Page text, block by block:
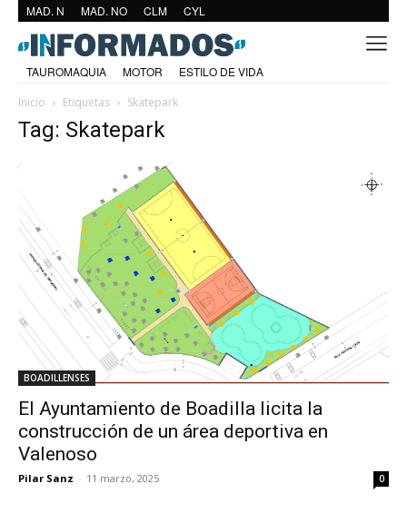
MAD. N MAD. NO CLM CYL
TAUROMAQUIA MOTOR
ESTILO DE VIDA
Inicio
Etiquetas Skatepark
Tag: Skatepark
BOADILLENSES
El Ayuntamiento de Boadilla licita la
construcción de un área deportiva en
Valenoso
Pilar Sanz - 11 marzo, 2025 0